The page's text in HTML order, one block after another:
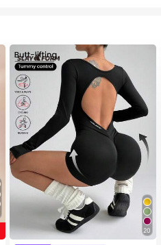
20
#1 Más vendidos
en Sin costuras Monos deportivos para mujer